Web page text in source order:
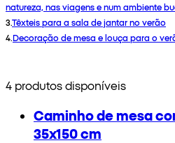
natureza, nas viagens e num ambiente
3.Têxteis para a sala de jantar no verão
4.Decoração de mesa e louça para o
4 produtos disponíveis
Caminho de mesa
35x150 cm